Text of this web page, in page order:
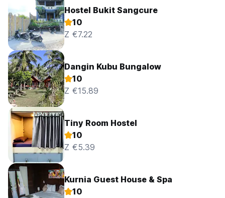
Hostel Bukit Sangcure
10
Z €7.22
Dangin Kubu Bungalow
10
Z €15.89
Tiny Room Hostel
10
Z €5.39
Kurnia Guest House & Spa
10